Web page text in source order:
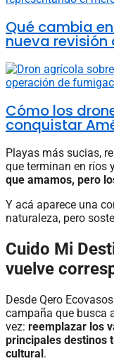
Qué cambia
nueva
Cómo los
conquistar
Playas más sucias,
que terminan en ríos
que amamos, pero
Y acá aparece una
naturaleza, pero
Cuido Mi
vuelve
Desde Qero
campaña que busca
vez: reemplazar los
principales destinos
cultural.